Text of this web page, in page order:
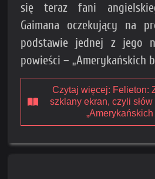
się teraz fani
Gaimana oczekujący na
podstawie jednej z jego
powieści – „Amerykańskich
Czytaj więcej: Felieton:
szklany ekran, czyli
„Amerykańskich